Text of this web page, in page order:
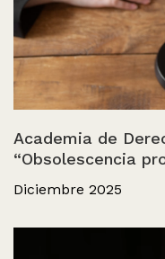
Academia de
“Obsolescencia
Diciembre 2025